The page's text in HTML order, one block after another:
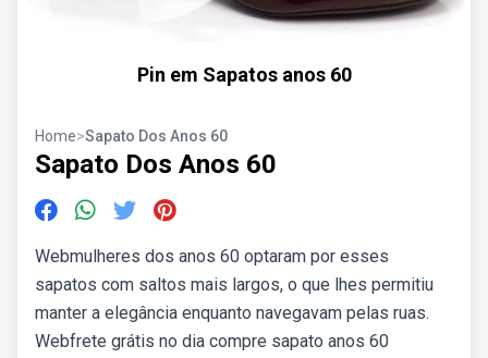
Pin em Sapatos anos 60
Home>Sapato Dos Anos 60
Sapato Dos Anos 60
Webmulheres dos anos 60 optaram por esses
sapatos com saltos mais largos, o que lhes permitiu
manter a elegância enquanto navegavam pelas ruas.
Webfrete grátis no dia compre sapato anos 60